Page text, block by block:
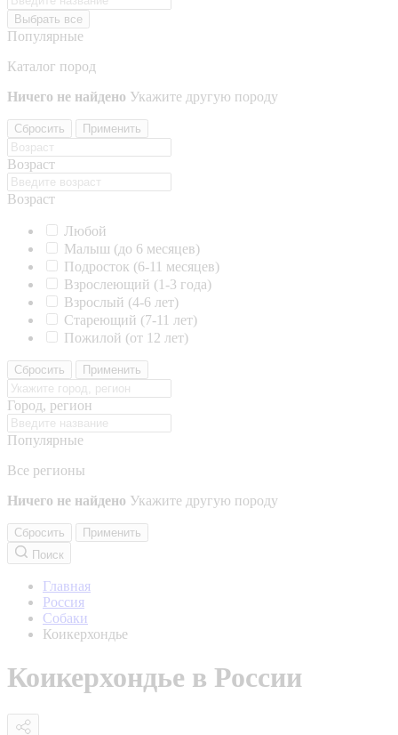
Выбрать все
Популярные
Каталог пород
Ничего не найдено Укажите другую породу
Сбросить Применить
Возраст
Возраст
Любой
Малыш (до 6 месяцев)
Подросток (6-11 месяцев)
Взрослеющий (1-3 года)
Взрослый (4-6 лет)
Стареющий (7-11 лет)
Пожилой (от 12 лет)
Сбросить Применить
Город, регион
Популярные
Все регионы
Ничего не найдено Укажите другую породу
Сбросить
Применить
Поиск
Главная
Россия
Собаки
Коикерхондье
Коикерхондье в России